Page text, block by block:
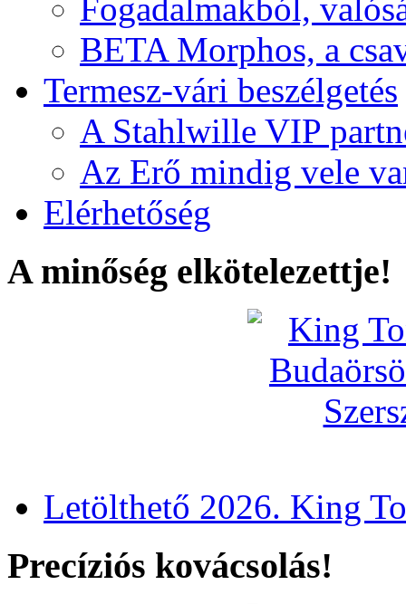
Fogadalmakból,
BETA Morphos, a
Termesz-vári beszélgetés
A Stahlwille VIP
Az Erő mindig vele
Elérhetőség
A minőség elkötelezettje!
Letölthető 2026. King
Precíziós kovácsolás!